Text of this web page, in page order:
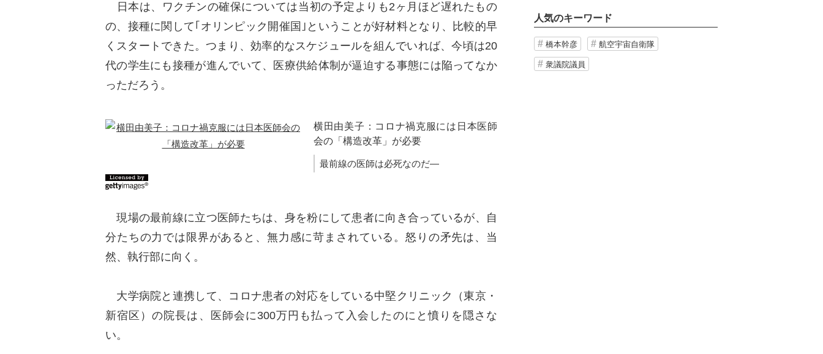
日本は、ワクチンの確保については当初の予定よりも2ヶ月ほど遅れたもの
の、接種に関して｢オリンピック開催国｣ということが好材料となり、比較的早
くスタートできた。つまり、効率的なスケジュールを組んでいれば、今頃は20
代の学生にも接種が進んでいて、医療供給体制が逼迫する事態には陥ってなか
っただろう。
横田由美子：コロナ禍克服には日本医師
会の「構造改革」が必要
最前線の医師は必死なのだ―
現場の最前線に立つ医師たちは、身を粉にして患者に向き合っているが、自
分たちの力では限界があると、無力感に苛まされている。怒りの矛先は、当
然、執行部に向く。
大学病院と連携して、コロナ患者の対応をしている中堅クリニック（東京・
新宿区）の院長は、医師会に300万円も払って入会したのにと憤りを隠さな
い。
人気のキーワード
橋本幹彦 航空宇宙自衛隊
衆議院議員